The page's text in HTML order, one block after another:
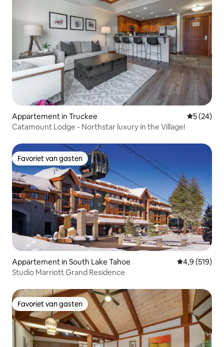
Appartement in Truckee
5 (24)
Catamount Lodge - Northstar luxury in the Village!
Favoriet van gasten
Favoriet van gasten
Appartement in South Lake Tahoe Gemiddelde
4,9 (519)
Studio Marriott Grand Residence
Favoriet van gasten
Favoriet van gasten